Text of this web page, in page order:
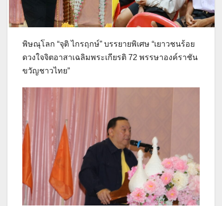
พิษณุโลก “จุติ ไกรฤกษ์” บรรยายพิเศษ “เยาวชนร้อย
ดวงใจจิตอาสาเฉลิมพระเกียรติ 72 พรรษาองค์ราชัน
ขวัญชาวไทย”